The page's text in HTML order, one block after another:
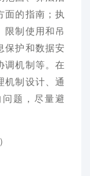
面的指南；执
限制使用和吊
保护和数据安
调机制等。在
机制设计、通
题，尽量避
）